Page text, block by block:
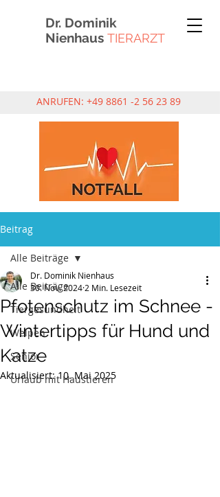
Dr. Dominik
Nienhaus TIERARZT
ANRUFEN: +49 8861 -2 56 23 89
Beitrag
Alle Beiträge
Tiergesundheit
Welpen
Senior
Urlaub mit Haustieren
Alle Beiträge
Pfotenschutz im Schnee -
Wintertipps für Hund und
Katze
Dr. Dominik Nienhaus
30. Nov. 2024 2 Min. Lesezeit
Aktualisiert:10. Mai 2025